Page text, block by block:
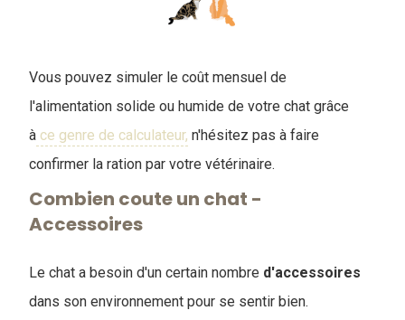
Vous pouvez simuler le coût mensuel de
l'alimentation solide ou humide de votre chat grâce
à ce genre de calculateur, n'hésitez pas à faire
confirmer la ration par votre vétérinaire.
Combien coute un chat -
Accessoires
Le chat a besoin d'un certain nombre d'accessoires
dans son environnement pour se sentir bien.